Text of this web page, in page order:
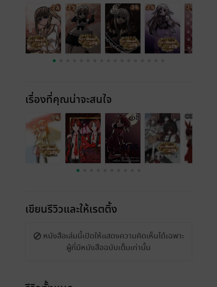
เรื่องที่คุณน่าจะสนใจ
เขียนรีวิวและให้เรตติ้ง
หนังสือเล่มนี้เปิดให้แสดงความคิดเห็นได้เฉพาะ
ผู้ที่มีหนังสือฉบับเต็มเท่านั้น